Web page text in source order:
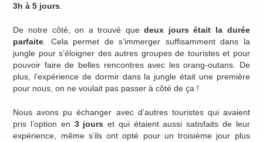
3h à 5 jours.
De notre côté, on a trouvé quedeux jours était la durée
parfaite. Cela permet de s’immerger suffisamment dans la
jungle pour s’éloigner des autres groupes de touristes et pour
pouvoir faire de belles rencontres avec les orang-outans. De
plus, l’expérience de dormir dans la jungle était une première
pour nous, on ne voulait pas passer à côté de ça !
Nous avons pu échanger avec d’autres touristes qui avaient
pris l’option en 3 jours et qui étaient aussi satisfaits de leur
expérience, même s’ils ont opté pour un troisième jour plus